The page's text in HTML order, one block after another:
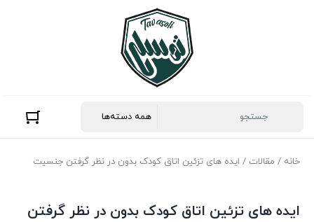
خانه / مقالات / ایده های تزئین اتاق کودک بدون در نظر گرفتن جنسیت
ایده های تزئین اتاق کودک بدون در نظر گرفتن